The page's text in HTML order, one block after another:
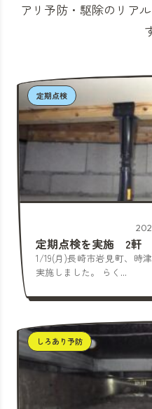
アリ予防・駆除のリア
定期点検
定期点検を実施 2軒
1/19(月)長崎市岩見町、時
実施しました。 らく...
しろあり予防